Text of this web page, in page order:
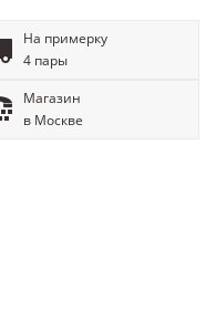
На примерку
4 пары
Магазин
в Москве